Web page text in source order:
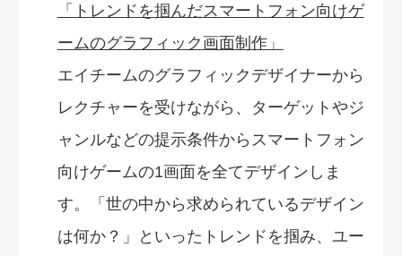
「トレンドを掴んだスマートフォン向けゲ
ームのグラフィック画面制作」
エイチームのグラフィックデザイナーから
レクチャーを受けながら、ターゲットやジ
ャンルなどの提示条件からスマートフォン
向けゲームの1画面を全てデザインしま
す。「世の中から求められているデザイン
は何か？」といったトレンドを掴み、ユー